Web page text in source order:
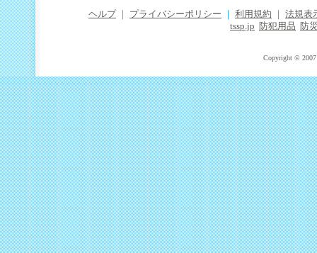
ヘルプ プライバシーポリシー 利用規約
法規表
tssp.jp
防犯用品 防
Copyright © 2007